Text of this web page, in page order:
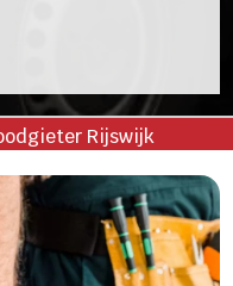
Rijswijk